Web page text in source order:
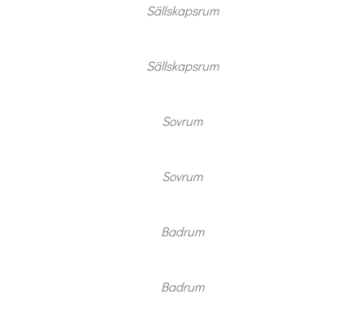
Sällskapsrum
Sällskapsrum
Sovrum
Sovrum
Badrum
Badrum